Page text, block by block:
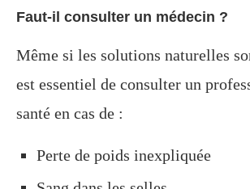
Faut-il consulter un médecin ?
Même si les solutions naturelles
est essentiel de consulter un
santé en cas de :
Perte de poids inexpliquée